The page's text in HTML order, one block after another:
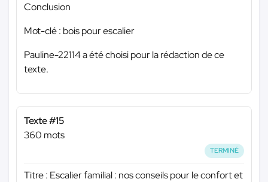
Conclusion
Mot-clé : bois pour escalier
Pauline-22114 a été choisi pour la rédaction de ce
texte.
Texte #15
360 mots
TERMINÉ
Titre : Escalier familial : nos conseils pour le confort et